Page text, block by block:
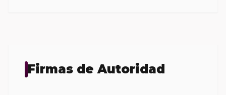
Firmas de Autoridad